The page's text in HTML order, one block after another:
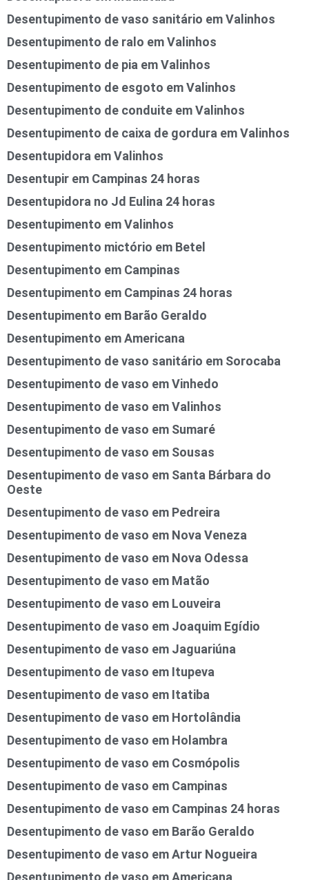
Desentupimento de vaso sanitário em Valinhos
Desentupimento de ralo em Valinhos
Desentupimento de pia em Valinhos
Desentupimento de esgoto em Valinhos
Desentupimento de conduite em Valinhos
Desentupimento de caixa de gordura em Valinhos
Desentupidora em Valinhos
Desentupir em Campinas 24 horas
Desentupidora no Jd Eulina 24 horas
Desentupimento em Valinhos
Desentupimento mictório em Betel
Desentupimento em Campinas
Desentupimento em Campinas 24 horas
Desentupimento em Barão Geraldo
Desentupimento em Americana
Desentupimento de vaso sanitário em Sorocaba
Desentupimento de vaso em Vinhedo
Desentupimento de vaso em Valinhos
Desentupimento de vaso em Sumaré
Desentupimento de vaso em Sousas
Desentupimento de vaso em Santa Bárbara do
Oeste
Desentupimento de vaso em Pedreira
Desentupimento de vaso em Nova Veneza
Desentupimento de vaso em Nova Odessa
Desentupimento de vaso em Matão
Desentupimento de vaso em Louveira
Desentupimento de vaso em Joaquim Egídio
Desentupimento de vaso em Jaguariúna
Desentupimento de vaso em Itupeva
Desentupimento de vaso em Itatiba
Desentupimento de vaso em Hortolândia
Desentupimento de vaso em Holambra
Desentupimento de vaso em Cosmópolis
Desentupimento de vaso em Campinas
Desentupimento de vaso em Campinas 24 horas
Desentupimento de vaso em Barão Geraldo
Desentupimento de vaso em Artur Nogueira
Desentupimento de vaso em Americana